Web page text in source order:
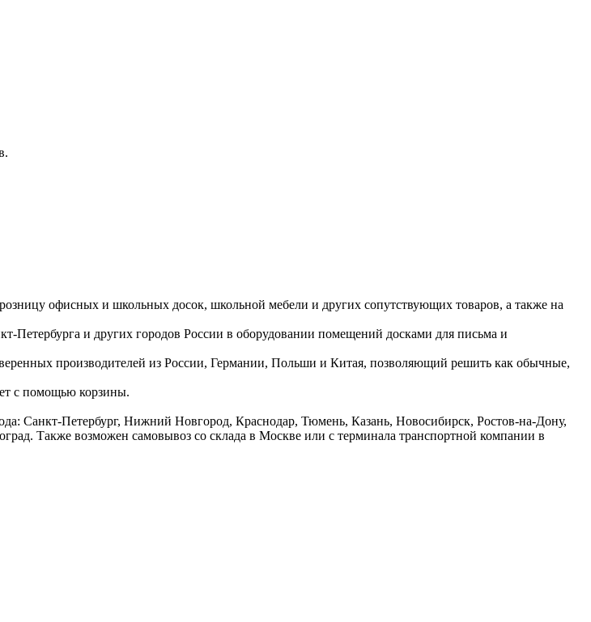
офисных и школьных досок, школьной мебели и других сопутствующих товаров, а также на
и других городов России в оборудовании помещений досками для письма и
производителей из России, Германии, Польши и Китая, позволяющий решить как обычные,
с помощью корзины.
Санкт-Петербург, Нижний Новгород, Краснодар, Тюмень, Казань, Новосибирск, Ростов-на-Дону,
Также возможен самовывоз со склада в Москве или с терминала транспортной компании в